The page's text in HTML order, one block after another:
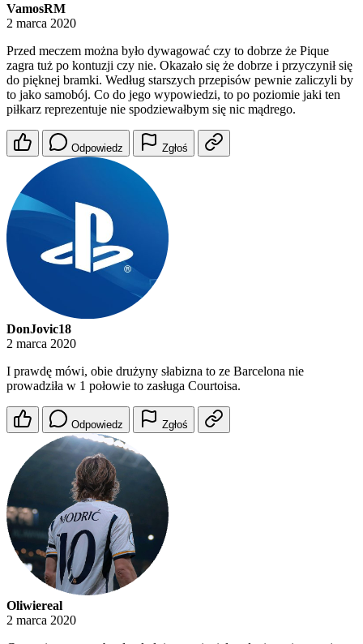
VamosRM
2 marca 2020
Przed meczem można było dywagować czy to dobrze że Pique
zagra tuż po kontuzji czy nie. Okazało się że dobrze i przyczynił się
do pięknej bramki. Według starszych przepisów pewnie zaliczyli by
to jako samobój. Co do jego wypowiedzi, to po poziomie jaki ten
piłkarz reprezentuje nie spodziewałbym się nic mądrego.
Odpowiedz Zgłoś
DonJovic18
2 marca 2020
I prawdę mówi, obie drużyny słabizna to ze Barcelona nie
prowadziła w 1 połowie to zasługa Courtoisa.
Odpowiedz Zgłoś
Oliwiereal
2 marca 2020